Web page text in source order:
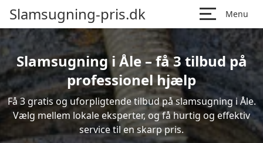
Slamsugning-pris.dk Menu
Slamsugning i Åle – få 3 tilbud på
professionel hjælp
Få 3 gratis og uforpligtende tilbud på slamsugning i Åle.
Vælg mellem lokale eksperter, og få hurtig og effektiv
service til en skarp pris.